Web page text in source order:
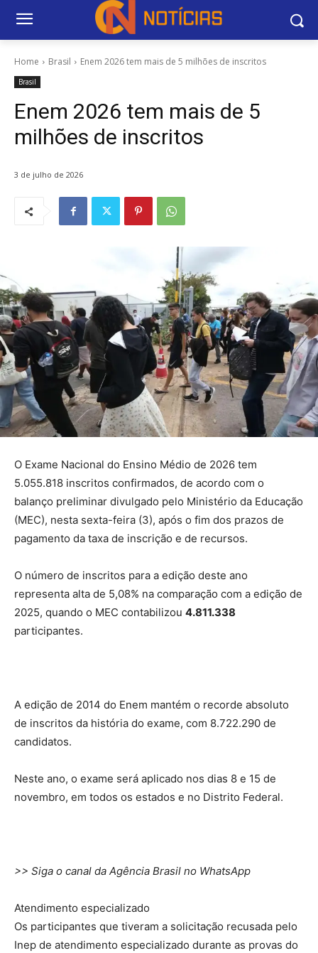
Home Brasil Enem 2026 tem mais de 5 milhões de inscritos
Brasil
Enem 2026 tem mais de 5
milhões de inscritos
3 de julho de 2026
O Exame Nacional do Ensino Médio de 2026 tem
5.055.818 inscritos confirmados, de acordo com o
balanço preliminar divulgado pelo Ministério da Educação
(MEC), nesta sexta-feira (3), após o fim dos prazos de
pagamento da taxa de inscrição e de recursos.
O número de inscritos para a edição deste ano
representa alta de 5,08% na comparação com a edição de
2025, quando o MEC contabilizou 4.811.338
participantes.
A edição de 2014 do Enem mantém o recorde absoluto
de inscritos da história do exame, com 8.722.290 de
candidatos.
Neste ano, o exame será aplicado nos dias 8 e 15 de
novembro, em todos os estados e no Distrito Federal.
>> Siga o canal da Agência Brasil no WhatsApp
Atendimento especializado
Os participantes que tiveram a solicitação recusada pelo
Inep de atendimento especializado durante as provas do